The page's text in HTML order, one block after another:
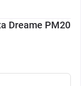
Dreame PM20